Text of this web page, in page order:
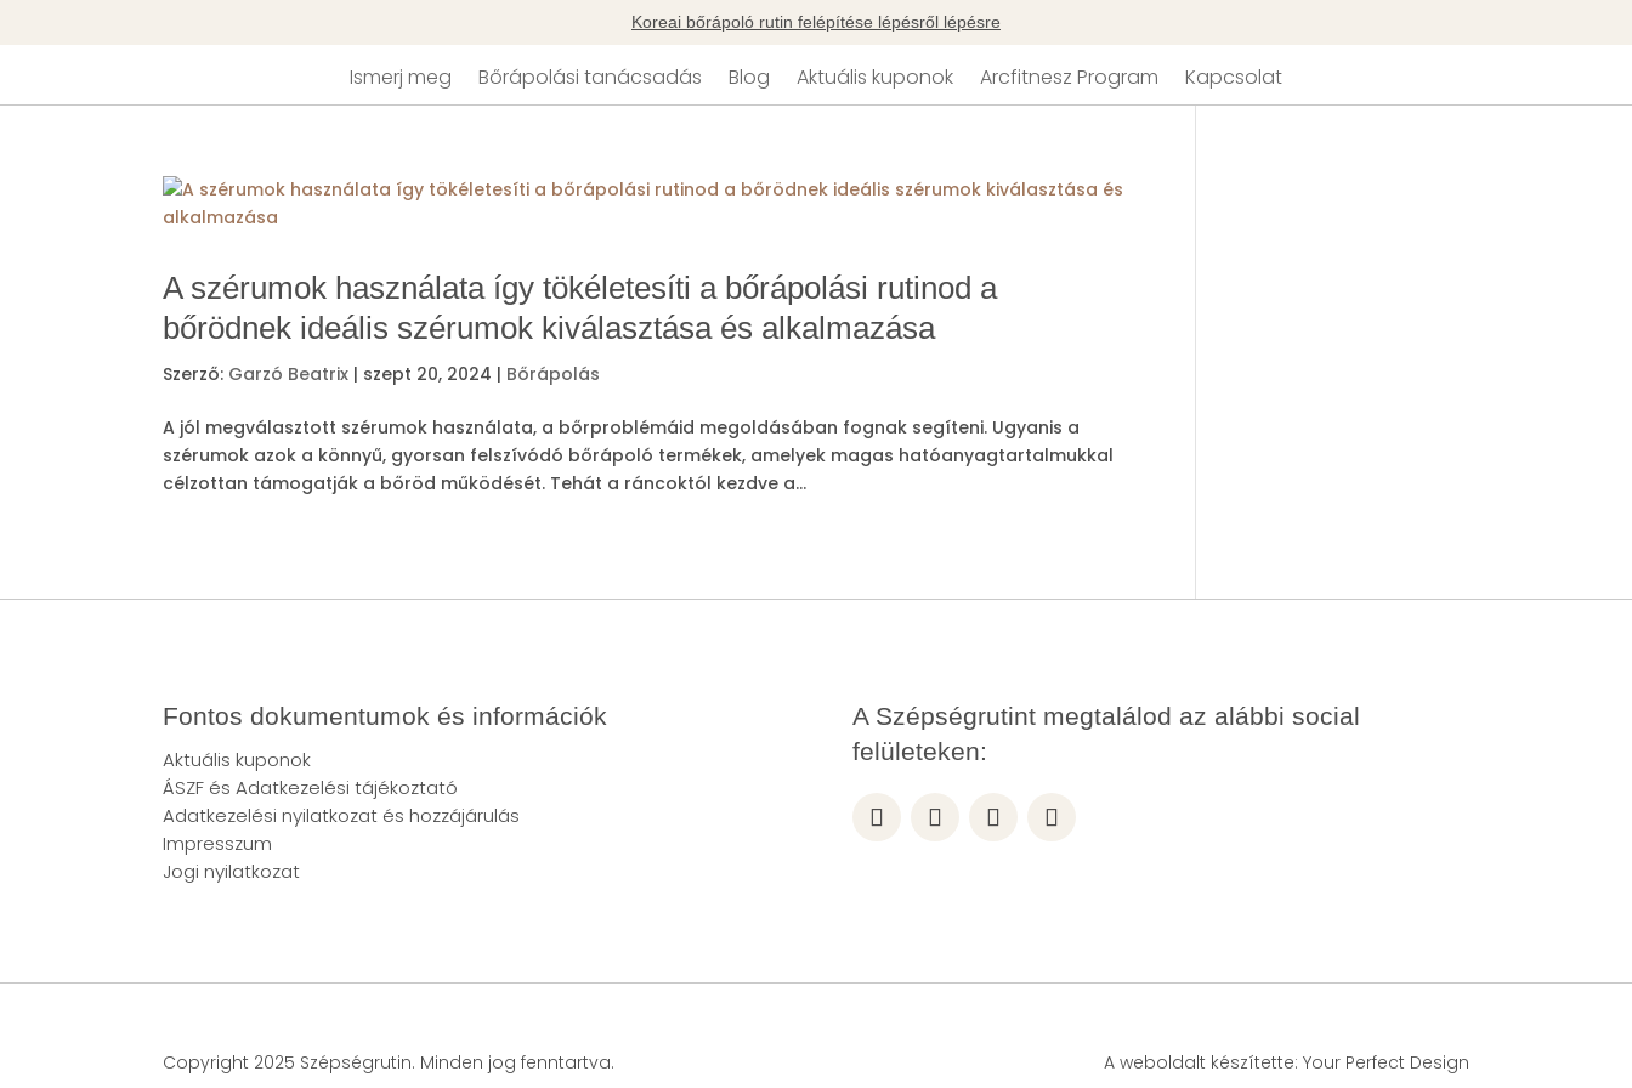
Koreai bőrápoló rutin felépítése lépésről lépésre
Ismerj meg Bőrápolási tanácsadás Blog Aktuális kuponok Arcfitnesz Program Kapcsolat
A szérumok használata így tökéletesíti a bőrápolási rutinod a
bőrödnek ideális szérumok kiválasztása és alkalmazása
Szerző: Garzó Beatrix | szept 20, 2024 | Bőrápolás
A jól megválasztott szérumok használata, a bőrproblémáid megoldásában fognak segíteni. Ugyanis a
szérumok azok a könnyű, gyorsan felszívódó bőrápoló termékek, amelyek magas hatóanyagtartalmukkal
célzottan támogatják a bőröd működését. Tehát a ráncoktól kezdve a...
Fontos dokumentumok és információk
Aktuális kuponok
ÁSZF ésAdatkezelési tájékoztató
Adatkezelési nyilatkozat és hozzájárulás
Impresszum
Jogi nyilatkozat
A Szépségrutint megtalálod az alábbi social
felületeken:
Copyright 2025 Szépségrutin. Minden jog fenntartva. A weboldalt készítette: Your Perfect Design